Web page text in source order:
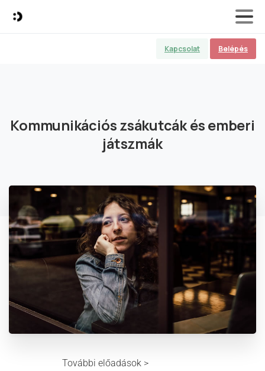
Kapcsolat Belépés
Kommunikációszsákutcákésemberi
játszmák
További előadások >